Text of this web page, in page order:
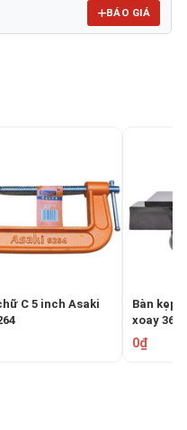
BÁO GIÁ
C 5 inch Asaki
Bàn kẹp
xoay 360
0669
0₫